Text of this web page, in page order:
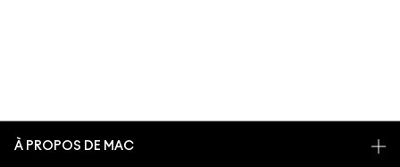
À PROPOS DE MAC